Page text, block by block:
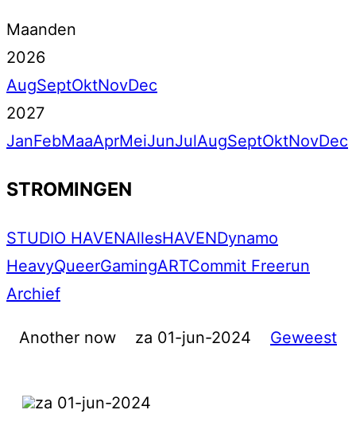
Maanden
2026
AugSeptOktNovDec
2027
JanFebMaaAprMeiJunJulAugSeptOktNovDec
STROMINGEN
STUDIO HAVENAllesHAVENDynamo
HeavyQueerGamingARTCommit Freerun
Archief
Another now za 01-jun-2024 Geweest
za 01-jun-2024